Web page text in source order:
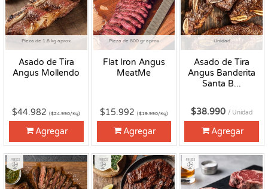
Pieza de 1.8 kg aprox
Asado de Tira
Angus Mollendo
$44.982($24.990/Kg)
Agregar
Pieza de 800 gr aprox
Flat Iron Angus
MeatMe
$15.992 ($19.990/Kg)
Agregar
Unidad
Asado de Tira
Angus Banderita
Santa B...
$38.990 / Unidad
Agregar
Fresco Fresco Fresco